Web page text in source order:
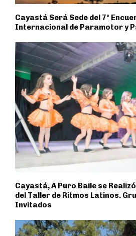
Cayastá Será Sede del 7°
Internacional de Paramotor y
Cayastá, A Puro Baile se
del Taller de Ritmos Latinos.
Invitados